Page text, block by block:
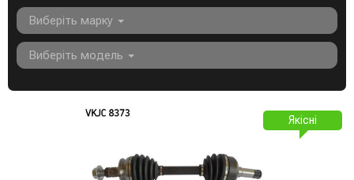
Виберіть марку
Виберіть модель
Якісні